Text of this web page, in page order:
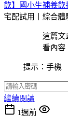
飲】國小生補養
宅配試用丨綜合體
這篇文
看內容
提示：手機
繼續閱讀
1週前